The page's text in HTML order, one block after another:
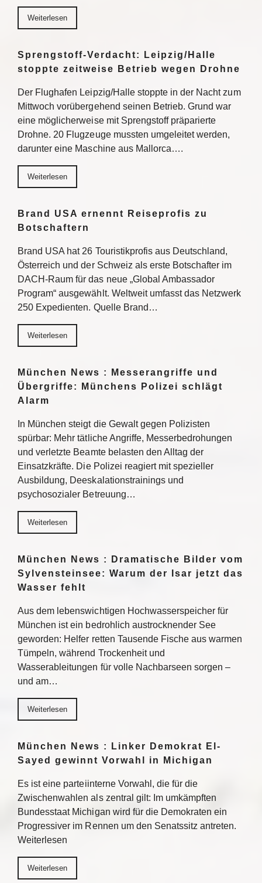
Weiterlesen
Sprengstoff-Verdacht: Leipzig/Halle
stoppte zeitweise Betrieb wegen Drohne
Der Flughafen Leipzig/Halle stoppte in der Nacht zum
Mittwoch vorübergehend seinen Betrieb. Grund war
eine möglicherweise mit Sprengstoff präparierte
Drohne. 20 Flugzeuge mussten umgeleitet werden,
darunter eine Maschine aus Mallorca….
Weiterlesen
Brand USA ernennt Reiseprofis zu
Botschaftern
Brand USA hat 26 Touristikprofis aus Deutschland,
Österreich und der Schweiz als erste Botschafter im
DACH-Raum für das neue „Global Ambassador
Program“ ausgewählt. Weltweit umfasst das Netzwerk
250 Expedienten. Quelle Brand…
Weiterlesen
München News : Messerangriffe und
Übergriffe: Münchens Polizei schlägt
Alarm
In München steigt die Gewalt gegen Polizisten
spürbar: Mehr tätliche Angriffe, Messerbedrohungen
und verletzte Beamte belasten den Alltag der
Einsatzkräfte. Die Polizei reagiert mit spezieller
Ausbildung, Deeskalationstrainings und
psychosozialer Betreuung…
Weiterlesen
München News : Dramatische Bilder vom
Sylvensteinsee: Warum der Isar jetzt das
Wasser fehlt
Aus dem lebenswichtigen Hochwasserspeicher für
München ist ein bedrohlich austrocknender See
geworden: Helfer retten Tausende Fische aus warmen
Tümpeln, während Trockenheit und
Wasserableitungen für volle Nachbarseen sorgen –
und am…
Weiterlesen
München News : Linker Demokrat El-
Sayed gewinnt Vorwahl in Michigan
Es ist eine parteiinterne Vorwahl, die für die
Zwischenwahlen als zentral gilt: Im umkämpften
Bundesstaat Michigan wird für die Demokraten ein
Progressiver im Rennen um den Senatssitz antreten.
Weiterlesen
Weiterlesen